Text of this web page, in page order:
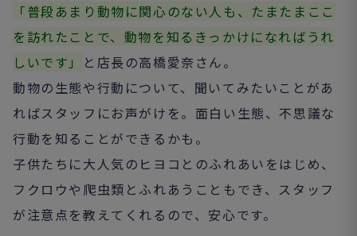
「普段あまり動物に関心のない人も、たまたまここ
を訪れたことで、動物を知るきっかけになればうれ
しいです」
と店長の高橋愛奈さん。
動物の生態や行動について、聞いてみたいことがあ
ればスタッフにお声がけを。面白い生態、不思議な
行動を知ることができるかも。
子供たちに大人気のヒヨコとのふれあいをはじめ、
フクロウや爬虫類とふれあうこともでき、スタッフ
が注意点を教えてくれるので、安心です。